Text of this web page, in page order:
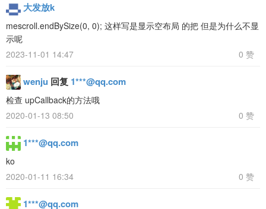
大发放k
mescroll.endBySize(0, 0); 这样写是显示空布局 的把 但是为什么不显
示呢
2023-11-01 14:47
0 赞
wenju 回复 1***@qq.com
检查 upCallback的方法哦
2020-01-13 08:50
0 赞
1***@qq.com
ko
2020-01-11 16:34
0 赞
1***@qq.com